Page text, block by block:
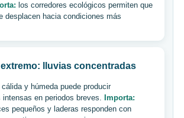
los corredores ecológicos permiten que
desplacen hacia condiciones más
extremo: lluvias concentradas
y húmeda puede producir
intensas en periodos breves. Importa:
pequeños y laderas responden con